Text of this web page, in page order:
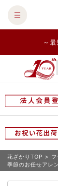
～
花ざかりTOP >
季節のお任せアレ